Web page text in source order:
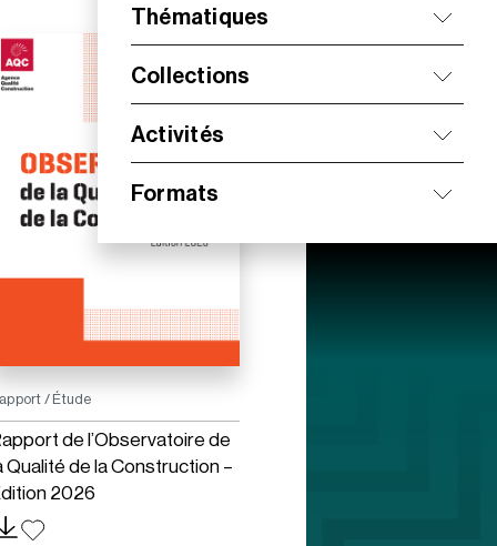
Thématiques
Collections
Activités
Formats
/ Étude
de l’Observatoire de
Qualité de la Construction –
2026